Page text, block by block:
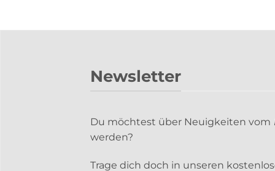
Newsletter
Du möchtest über Neuigkeiten vom
werden?
Trage dich doch in unseren